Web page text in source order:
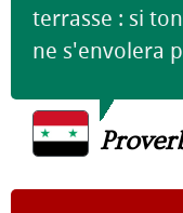
terrasse : si
ne s'envolera